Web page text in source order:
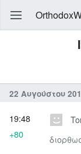
22 Αυγούστου
19:48
+80